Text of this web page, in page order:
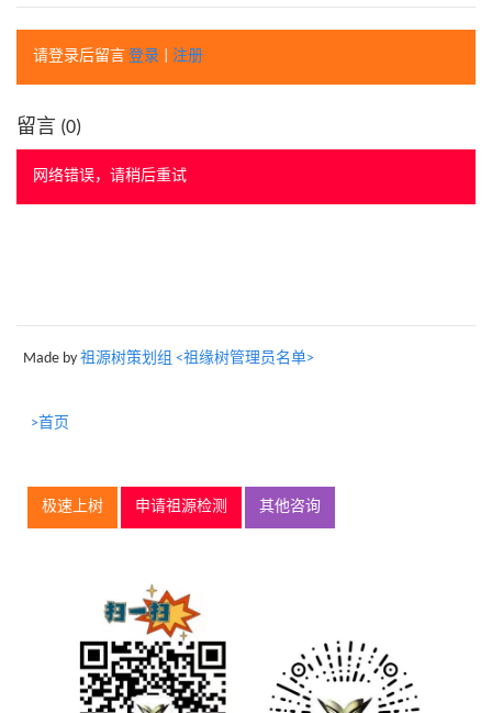
请登录后留言 登录 注册
留言 (0)
网络错误，请稍后重试
Made by 祖源树策划组 <祖缘树管理员名单>
>首页
极速上树 申请祖源检测 其他咨询